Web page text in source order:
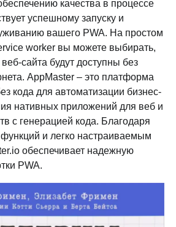
качества в процессе
успешному запуску и
вашего PWA. На простом
worker вы можете выбирать,
сайта будут доступны без
AppMaster – это платформа
кода для автоматизации бизнес-
нативных приложений для веб и
с генерацией кода. Благодаря
и легко настраиваемым
обеспечивает надежную
PWA.